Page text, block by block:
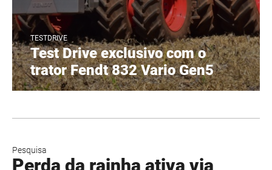
TESTDRIVE
Test Drive exclusivo com o
trator Fendt 832 Vario Gen5
Pesquisa
Perda da rainha ativa via